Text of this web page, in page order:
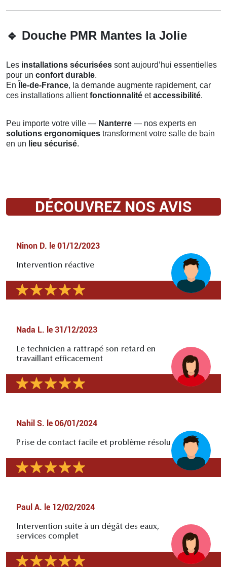
🔹 Douche PMR Mantes la Jolie
Les installations sécurisées sont aujourd’hui essentielles
pour un confort durable.
En
Île-de-France, la demande augmente rapidement, car
ces installations allientfonctionnalité etaccessibilité.
Peu importe votre ville — Nanterre — nos experts en
solutions ergonomiques transforment votre salle de bain
en un lieu sécurisé.
DÉCOUVREZ NOS AVIS
Ninon D. le 01/12/2023
Intervention réactive
Nada L. le 31/12/2023
Le technicien a rattrapé son retard en
travaillant efficacement
Nahil S. le 06/01/2024
Prise de contact facile et problème résolu
Paul A. le 12/02/2024
Intervention suite à un dégât des eaux,
services complet